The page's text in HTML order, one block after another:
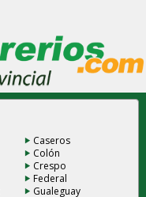
Caseros
Colón
Crespo
Federal
Gualeguay